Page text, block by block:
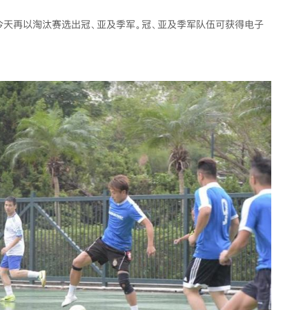
再以淘汰赛选出冠、亚及季军。冠、亚及季军队伍可获得电子